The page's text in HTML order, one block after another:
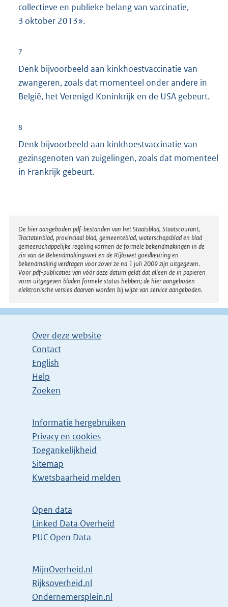
collectieve en publieke belang van vaccinatie,
3 oktober 2013».
7
Denk bijvoorbeeld aan kinkhoestvaccinatie van
zwangeren, zoals dat momenteel onder andere in
België, het Verenigd Koninkrijk en de USA gebeurt.
8
Denk bijvoorbeeld aan kinkhoestvaccinatie van
gezinsgenoten van zuigelingen, zoals dat momenteel
in Frankrijk gebeurt.
Disclaimer
De hier aangeboden pdf-bestanden van het Staatsblad, Staatscourant,
Tractatenblad, provinciaal blad, gemeenteblad, waterschapsblad en blad
gemeenschappelijke regeling vormen de formele bekendmakingen in de
zin van de Bekendmakingswet en de Rijkswet goedkeuring en
bekendmaking verdragen voor zover ze na 1 juli 2009 zijn uitgegeven.
Voor pdf-publicaties van vóór deze datum geldt dat alleen de in papieren
vorm uitgegeven bladen formele status hebben; de hier aangeboden
elektronische versies daarvan worden bij wijze van service aangeboden.
Over deze website
Contact
English
Help
Zoeken
Informatie hergebruiken
Privacy en cookies
Toegankelijkheid
Sitemap
E
t
e
r
l
i
n
Kwetsbaarheid melden
Open data
Linked Data Overheid
PUC Open Data
MijnOverheid.nl
E
x
Rijksoverheid.nl
E
Ondernemersplein.nl